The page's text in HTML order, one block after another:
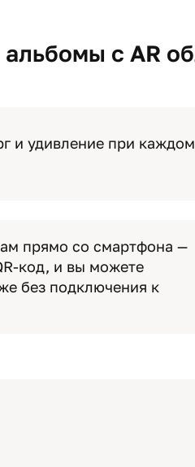
с AR
и удивление при каждом
прямо со смартфона —
код, и вы можете
без подключения к